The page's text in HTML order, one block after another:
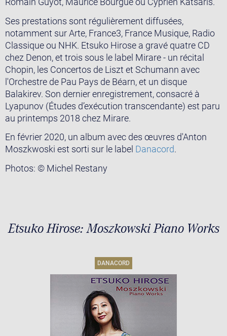
Ses prestations sont régulièrement diffusées,
notamment sur Arte, France3, France Musique, Radio
Classique ou NHK. Etsuko Hirose a gravé quatre CD
chez Denon, et trois sous le label Mirare - un récital
Chopin, les Concertos de Liszt et Schumann avec
l'Orchestre de Pau Pays de Béarn, et un disque
Balakirev. Son dernier enregistrement, consacré à
Lyapunov (Études d’exécution transcendante) est paru
au printemps 2018 chez Mirare.
En février 2020, un album avec des œuvres d'Anton
Moszkwoski est sorti sur le label Danacord.
Photos: © Michel Restany
Etsuko Hirose: Moszkowski Piano Works
DANACORD